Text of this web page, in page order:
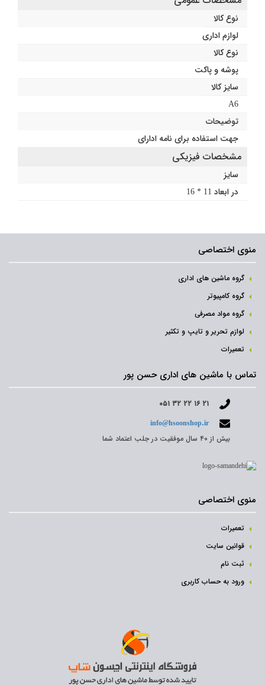
نوع کالا
لوازم اداری
نوع کالا
پوشه و پاکت
سایز کالا
A6
توضیحات
جهت استفاده برای نامه ادارای
مشخصات فیزیکی
سایز
در ابعاد 11 * 16
منوی اختصاصی
گروه ماشین های اداری
گروه کامپیوتر
گروه مواد مصرفی
لوازم تحریر و تایپ و تکثیر
تعمیرات
تماس با ماشین های اداری حسن پور
۰۵۱ ۳۲ ۲۲ ۱۶ ۲۱
info@hsoonshop.ir
بیش از ۴۰ سال موفقیت در جلب اعتماد شما
منوی اختصاصی
تعمیرات
قوانین سایت
ثبت نام‌
ورود به حساب کاربری